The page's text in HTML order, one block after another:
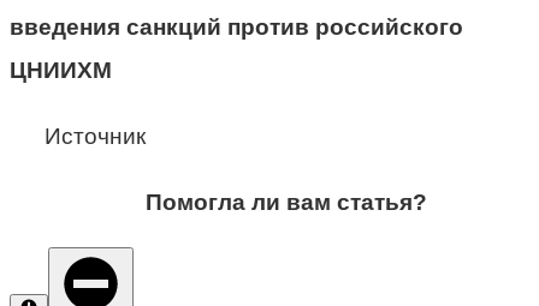
введения санкций против российского
ЦНИИХМ
Источник
Помогла ли вам статья?